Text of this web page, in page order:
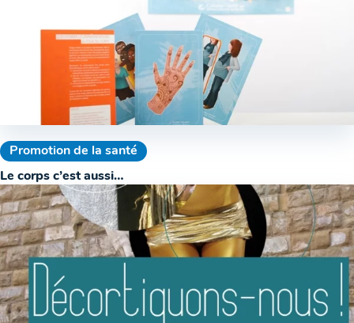
Promotion de la santé
Le corps c’est aussi…